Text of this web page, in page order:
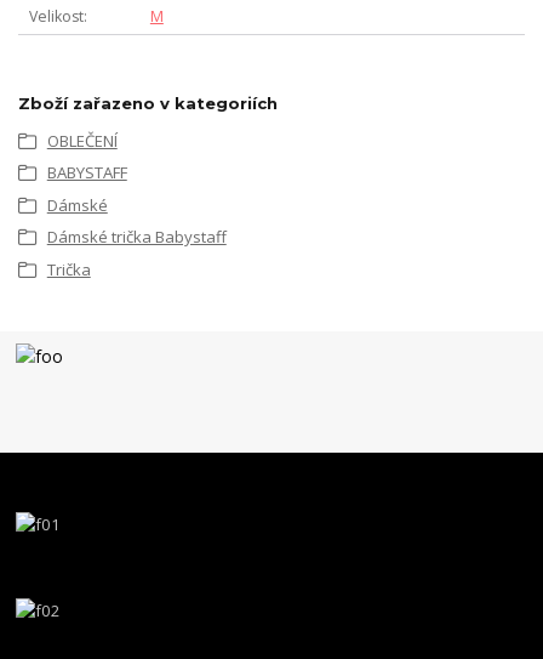
Velikost
M
Zboží zařazeno v kategoriích
OBLEČENÍ
BABYSTAFF
Dámské
Dámské trička Babystaff
Trička